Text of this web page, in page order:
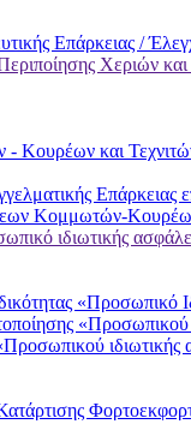
Επάρκειας /
Χεριών
Κουρέων και
Κομμωτών-
ιδιωτικής
«Προσωπικό
«Προσωπικού